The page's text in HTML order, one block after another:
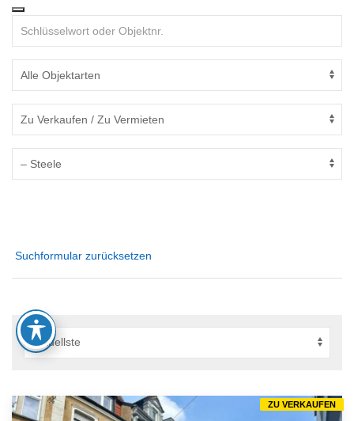
Suchformular zurücksetzen
ZU VERKAUFEN